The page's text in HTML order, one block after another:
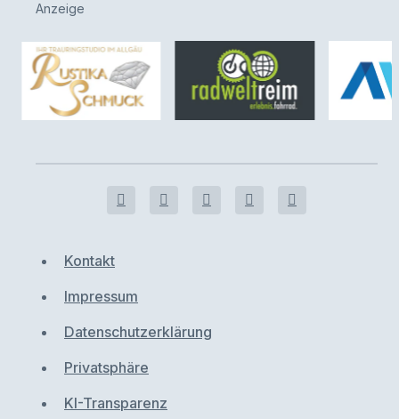
Anzeige
Kontakt
Impressum
Datenschutzerklärung
Privatsphäre
KI-Transparenz